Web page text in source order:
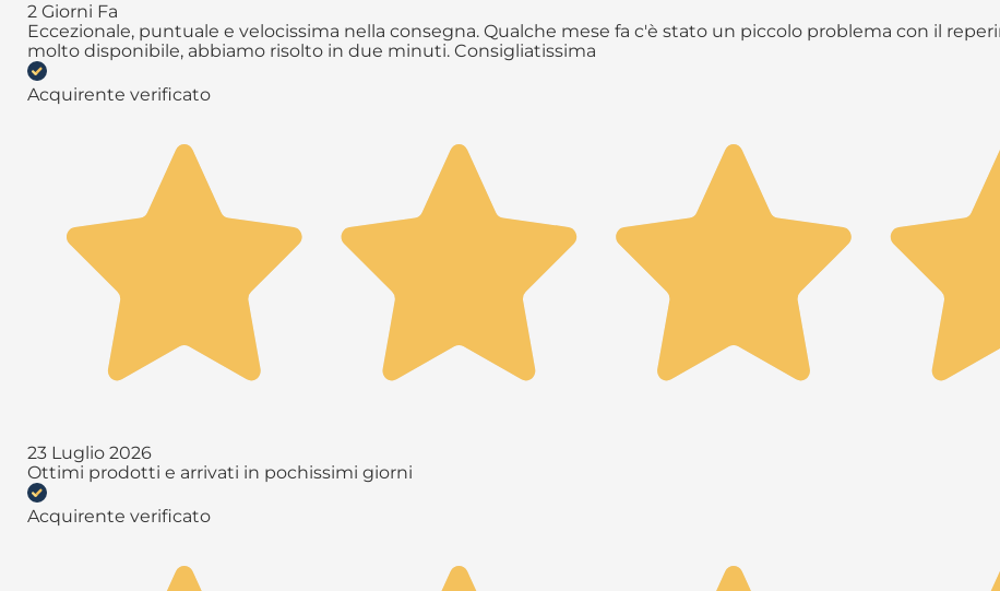
2 Giorni Fa
Eccezionale, puntuale e velocissima nella consegna. Qualche mese fa c'è stato un piccolo problema con il
molto disponibile, abbiamo risolto in due minuti. Consigliatissima
Acquirente verificato
23 Luglio 2026
Ottimi prodotti e arrivati in pochissimi giorni
Acquirente verificato